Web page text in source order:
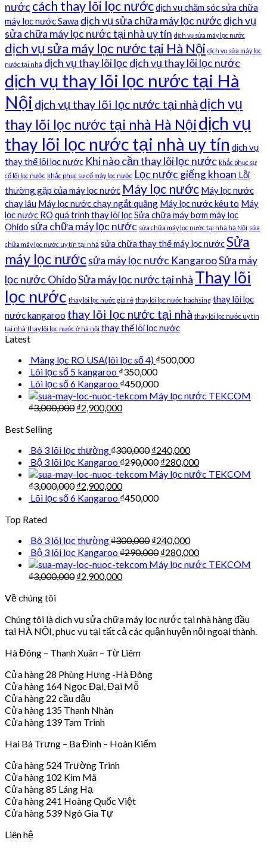
nước cách thay lõi lọc nướcdịch vụ chăm sóc sửa chữa
máy lọc nước Sawa dịch vụ sửa chữa máy lọc nước dịch vụ
sửa chữa máy lọc nước tại nhà uy tín dịch vụ sửa máy lọc nước
dịch vụ sửa máy lọc nước tại Hà Nội dịch vụ sửa máy lọc
nước tại nhà dịch vụ thay lõi lọc dịch vụ thay lõi lọc nước
dịch vụ thay lõi lọc nước tại Hà
Nội dịch vụ thay lõi lọc nước tại nhà dịch vụ
thay lõi lọc nước tại nhà Hà Nộidịch vụ
thay lõi lọc nước tại nhà uy tín dịch vụ
thay thế lõi lọc nước Khi nào cần thay lõi lọc nước khắc phục sự
cố lõi lọc nước khắc phục sự cố máy lọc nước Lọc nước giếng khoan Lỗi
thường gặp của máy lọc nước Máy lọc nước Máy lọc nước
chạy lâu Máy lọc nước chạy ngắt quãng Máy lọc nước kêu to Máy
lọc nước RO quá trình thay lõi lọcSửa chữa máy bơm máy lọc
Ohido sửa chữa máy lọc nước sửa chữa máy lọc nước tại nhà hà Nội sửa
chữa máy lọc nước uy tín tại nhà sửa chữa thay thế máy lọc nướcSửa
máy lọc nướcsửa máy lọc nước KangarooSửa máy
lọc nước OhidoSửa máy lọc nước tại nhà Thay lõi
lọc nước thay lõi lọc nước giá rẻ thay lõi lọc nước haohsing thay lõi lọc
nước kangaroo thay lõi lọc nước tại nhà thay lõi lọc nước uy tín
tại nhà thay lõi lọc nước ở hà nội thay thế lõi lọc nước
Latest
Màng lọc RO USA(lõi lọc số 4) ₫500,000
Lõi lọc số 5 kangaroo ₫350,000
Lõi lọc số 6 Kangaroo ₫450,000
Máy lọc nước TEKCOM
₫3,000,000 ₫2,900,000
Best Selling
Bô 3 lõi lọc thường₫300,000 ₫240,000
Bộ 3 lõi lọc Kangaroo₫290,000 ₫280,000
Máy lọc nước TEKCOM
₫3,000,000 ₫2,900,000
Lõi lọc số 6 Kangaroo ₫450,000
Top Rated
Bô 3 lõi lọc thường₫300,000 ₫240,000
Bộ 3 lõi lọc Kangaroo₫290,000 ₫280,000
Máy lọc nước TEKCOM
₫3,000,000 ₫2,900,000
Về chúng tôi
Chúng tôi là dịch vụ sửa chữa máy lọc nước tại nhà hàng đầu
tại HÀ NỘI, phục vụ tại tất cả các quận huyện nội ngoại thành.
Hà Đông – Thanh Xuân – Từ Liêm
Cửa hàng 28 Phùng Hưng -Hà Đông
Cửa hàng 164 Ngọc Đại, Đại Mỗ
Cửa hàng 22 cầu dậu
Cửa hàng 135 Thanh Nhàn
Cửa hàng 139 Tam Trinh
Hai Bà Trưng – Ba Đình – Hoàn Kiếm
Cửa hàng 524 Trường Trinh
Cửa hàng 102 Kim Mã
Cửa hàng 85 Láng Hạ
Cửa hàng 241 Hoàng Quốc Việt
Cửa hàng 539 Ngô Gia Tự
Liên hệ